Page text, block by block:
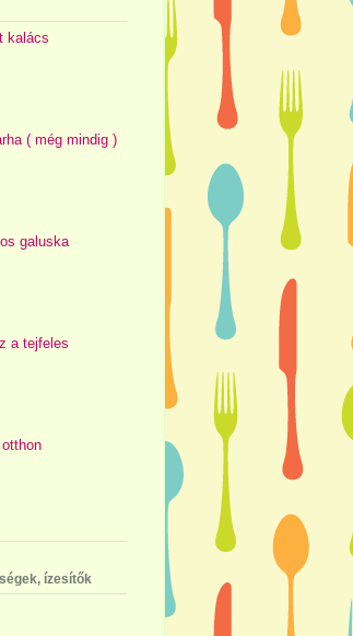
kalács
( még mindig )
galuska
a tejfeles
ízesítők